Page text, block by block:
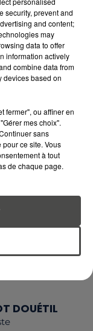
RÉGION ET
LA RÉDACTION
MOBILE
l'équipe RCA
COUTAND
DOUÉTIL
security, prevent and
and content;
may
data to offer
information actively
combine data from
devices based on
fermer", ou affiner en
mes choix".
sans
ce site. Vous
à tout
de chaque page.